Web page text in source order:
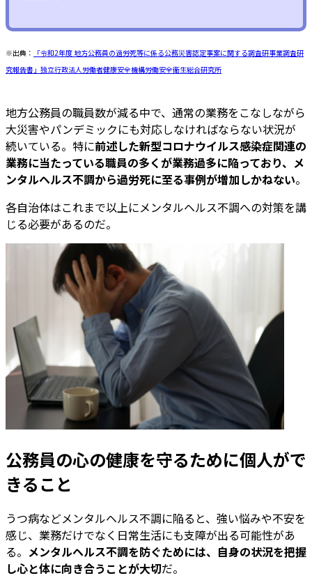
※出典：
「令和2年度 地方公務員の過労死等に係る公務災害認定事案に関する調査研事業調査研
究報告書」独立行政法人労働者健康安全機構労働安全衛生総合研究所
地方公務員の職員数が減る中で、通常の業務をこなしながら
大災害やパンデミックにも対応しなければならない状況が
続いている。特に前述した新型コロナウイルス感染症関連の
業務に当たっている職員の多くが業務過多に陥っており、メ
ンタルヘルス不調から過労死に至る事例が増加しかねない。
各自治体はこれまで以上にメンタルヘルス不調への対策を講
じる必要があるのだ。
公務員の心の健康を守るために個人がで
きること
うつ病などメンタルヘルス不調に陥ると、強い悩みや不安を
感じ、業務だけでなく日常生活にも支障が出る可能性があ
る。 メンタルヘルス不調を防ぐためには、自身の状況を把握
し心と体に向き合うことが大切だ。